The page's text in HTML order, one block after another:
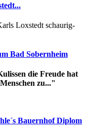
Loxstedt schaurig-
Bad Sobernheim
die Freude hat
zu..."
Bauernhof Diplom